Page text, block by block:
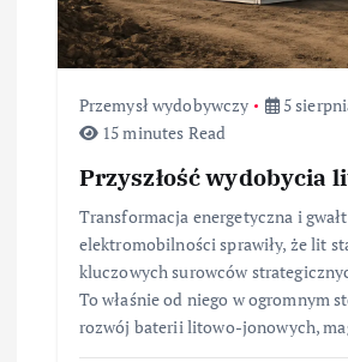
Przemysł wydobywczy
5
15 minutes Read
Przyszłość wydobycia
Transformacja energetyczna i
elektromobilności sprawiły, że lit
kluczowych surowców
To właśnie od niego w ogromnym
rozwój baterii litowo-jonowych,